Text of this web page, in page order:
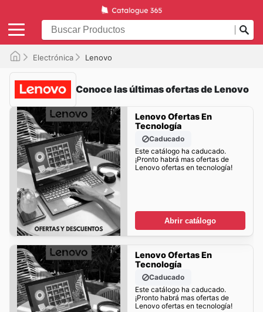
Electrónica Lenovo
Conoce las últimas ofertas de Lenovo
Lenovo Ofertas En
Tecnología
Caducado
Este catálogo ha caducado.
¡Pronto habrá mas ofertas de
Lenovo ofertas en tecnología!
Abrir catálogo
Lenovo Ofertas En
Tecnología
Caducado
Este catálogo ha caducado.
¡Pronto habrá mas ofertas de
Lenovo ofertas en tecnología!